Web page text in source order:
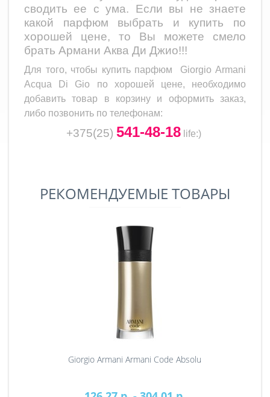
сводить ее с ума. Если вы не знаете
какой парфюм выбрать и купить по
хорошей цене, то Вы можете смело
брать Армани Аква Ди Джио!!!
Для того, чтобы купить парфюм Giorgio Armani
Acqua Di Gio по хорошей цене, необходимо
добавить товар в корзину и оформить заказ,
либо позвонить по телефонам:
+375(25) 541-48-18 life:)
РЕКОМЕНДУЕМЫЕ ТОВАРЫ
Giorgio Armani Armani Code Absolu